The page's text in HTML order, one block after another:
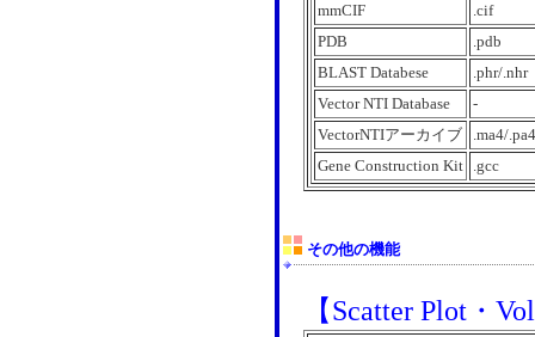
mmCIF
.cif
PDB
.pdb
BLAST Databese
.phr/.nhr
Vector NTI Database
-
VectorNTIアーカイブ
.ma4/
Gene Construction Kit .gcc
その他の機能
【Scatter Plot・